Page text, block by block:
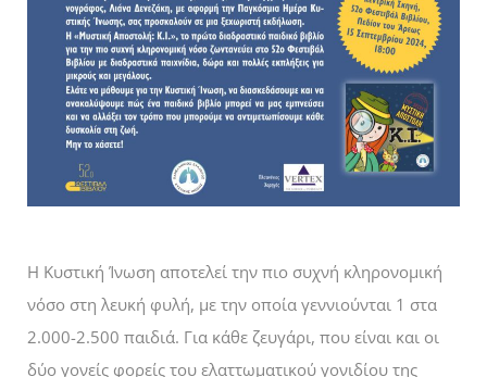
Η Κυστική Ίνωση αποτελεί την πιο συχνή κληρονομική
νόσο στη λευκή φυλή, με την οποία γεννιούνται 1 στα
2.000-2.500 παιδιά. Για κάθε ζευγάρι, που είναι και οι
δύο γονείς φορείς του ελαττωματικού γονιδίου της